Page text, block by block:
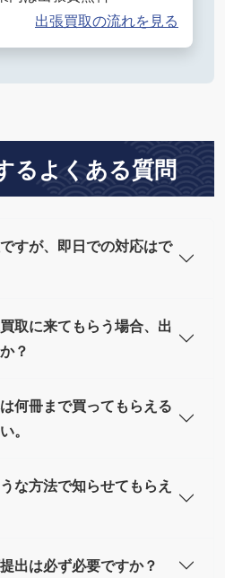
出張買取の流れを見る
るよくある質問
すが、即日での対応はで
取に来てもらう場合、出
？
何冊まで買ってもらえる
。
な方法で知らせてもらえ
出は必ず必要ですか？